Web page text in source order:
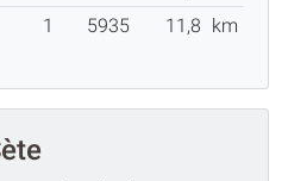
1 5935 11,8 km